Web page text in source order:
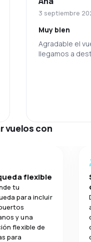
4,0
4,0
3 septiembre
Muy bien
Agradable el
llegamos a
Precio de
vuelos con
flexible
tu
para incluir
y una
flexible de
para